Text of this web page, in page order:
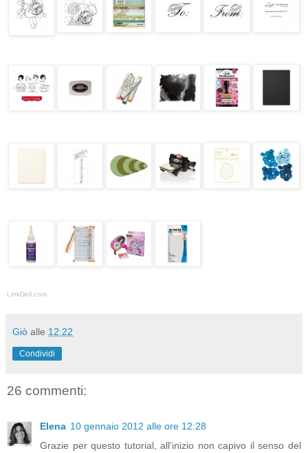
LinkDeli.com
Giò alle 12:22
Condividi
26 commenti:
Elena 10 gennaio 2012 alle ore 12:28
Grazie per questo tutorial, all'inizio non capivo il senso del